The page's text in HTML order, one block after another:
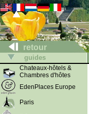
retour
guides
Chateaux-hôtels &
Chambres d'hôtes
EdenPlaces Europe
Paris